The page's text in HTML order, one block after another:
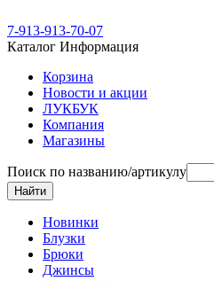
7-913-913-70-07
Каталог Информация
Корзина
Новости и акции
ЛУКБУК
Компания
Магазины
Поиск по названию/артикулу
Новинки
Блузки
Брюки
Джинсы